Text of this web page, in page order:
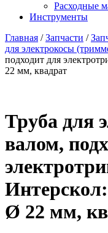
Расходные
Инструменты
Главная /Запчасти /
для электрокосы
подходит для
22 мм, квадрат
Труба для
валом,
Ø 22 мм,